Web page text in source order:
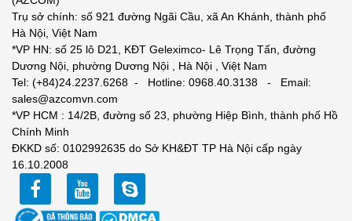
Trụ sở chính: số 921 đường Ngãi Cầu, xã An Khánh, thành phố
Hà Nội, Việt Nam
*VP HN: số 25 lô D21, KĐT Geleximco- Lê Trọng Tấn, đường
Dương Nội, phường Dương Nội , Hà Nội , Việt Nam
Tel: (+84)24.2237.6268 - Hotline: 0968.40.3138 - Email:
sales@azcomvn.com
*VP HCM : 14/2B, đường số 23, phường Hiệp Bình, thành phố Hồ
Chính Minh
ĐKKD số: 0102992635 do Sở KH&ĐT TP Hà Nội cấp ngày
16.10.2008
facebookyoutube zalo